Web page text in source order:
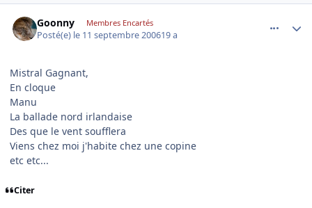
Goonny Membres Encartés
Posté(e) le 11 septembre 200619 a
Mistral Gagnant,
En cloque
Manu
La ballade nord irlandaise
Des que le vent soufflera
Viens chez moi j'habite chez une copine
etc etc...
Citer